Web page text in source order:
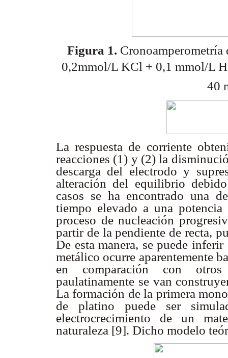
Figura 1.
0,2mmol/L KCl + 0,1 mmol/L
40
La respuesta de corriente
reacciones (1) y (2) la
descarga del electrodo y
alteración del equilibrio
casos se ha encontrado una
tiempo elevado a una
proceso de nucleación
partir de la pendiente de recta,
De esta manera, se puede
metálico ocurre aparentemente
en comparación con otros
paulatinamente se van
La formación de la primera
de platino puede ser
electrocrecimiento de un
naturaleza [9]. Dicho modelo